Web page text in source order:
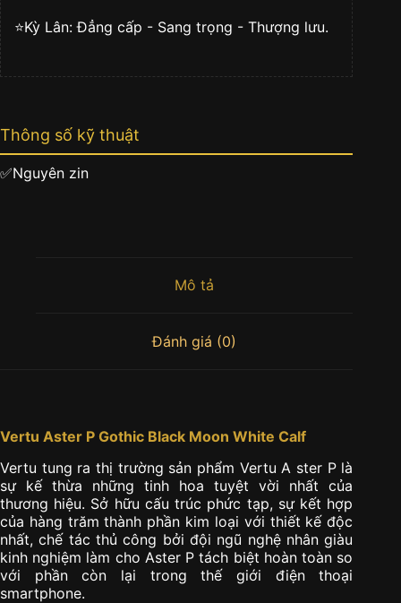
⭐️Kỳ Lân: Đẳng cấp - Sang trọng - Thượng lưu.
Thông số kỹ thuật
✅Nguyên zin
Mô tả
Đánh giá (0)
Vertu Aster P Gothic Black Moon White Calf
Vertu tung ra thị trường sản phẩm Vertu A ster P là
sự kế thừa những tinh hoa tuyệt vời nhất của
thương hiệu. Sở hữu cấu trúc phức tạp, sự kết hợp
của hàng trăm thành phần kim loại với thiết kế độc
nhất, chế tác thủ công bởi đội ngũ nghệ nhân giàu
kinh nghiệm làm cho Aster P tách biệt hoàn toàn so
với phần còn lại trong thế giới điện thoại
smartphone.